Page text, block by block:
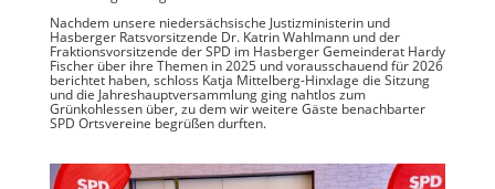
Nachdem unsere niedersächsische Justizministerin und
Hasberger Ratsvorsitzende Dr. Katrin Wahlmann und der
Fraktionsvorsitzende der SPD im Hasberger Gemeinderat Hardy
Fischer über ihre Themen in 2025 und vorausschauend für 2026
berichtet haben, schloss Katja Mittelberg-Hinxlage die Sitzung
und die Jahreshauptversammlung ging nahtlos zum
Grünkohlessen über, zu dem wir weitere Gäste benachbarter
SPD Ortsvereine begrüßen durften.